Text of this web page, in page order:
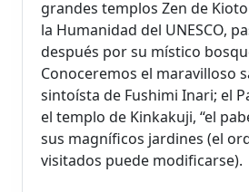
grandes templos Zen de
la Humanidad del UNESCO,
después por su místico
Conoceremos el maravilloso
sintoísta de Fushimi Inari; el
el templo de Kinkakuji, “el
sus magníficos jardines (el
visitados puede modificarse).